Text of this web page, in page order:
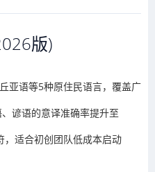
版)
亚语等5种原住民语言，覆盖广
谚语的意译准确率提升至
，适合初创团队低成本启动